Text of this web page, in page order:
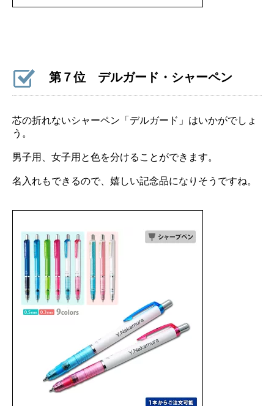
第７位 デルガード・シャーペン
芯の折れないシャーペン「デルガード」はいかがでしょ
う。
男子用、女子用と色を分けることができます。
名入れもできるので、嬉しい記念品になりそうですね。